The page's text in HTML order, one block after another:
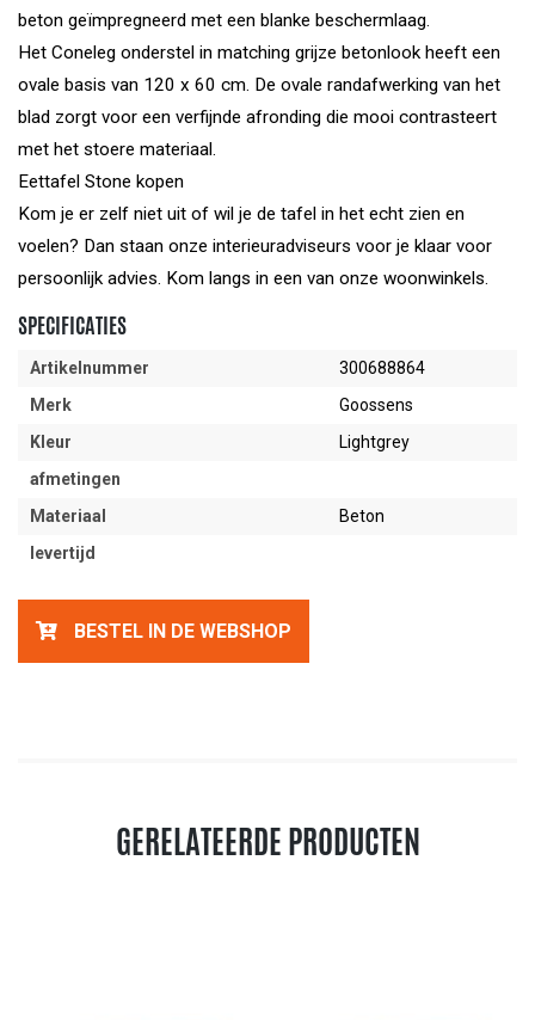
beton geïmpregneerd met een blanke beschermlaag.
Het Coneleg onderstel in matching grijze betonlook heeft een
ovale basis van 120 x 60 cm. De ovale randafwerking van het
blad zorgt voor een verfijnde afronding die mooi contrasteert
met het stoere materiaal.
Eettafel Stone kopen
Kom je er zelf niet uit of wil je de tafel in het echt zien en
voelen? Dan staan onze interieuradviseurs voor je klaar voor
persoonlijk advies. Kom langs in een van onze woonwinkels.
SPECIFICATIES
Artikelnummer
300688864
Merk
Goossens
Kleur
Lightgrey
afmetingen
Materiaal
Beton
levertijd
BESTEL IN DE WEBSHOP
GERELATEERDE PRODUCTEN